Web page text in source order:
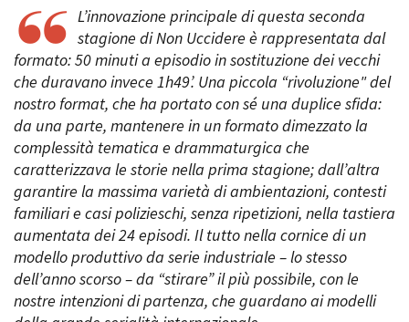
Contatti
Privacy
Cookie policy
Credits
L’innovazione principale di questa seconda
stagione di Non Uccidere è rappresentata dal
formato: 50 minuti a episodio in sostituzione dei vecchi
che duravano invece 1h49’. Una piccola “rivoluzione" del
nostro format, che ha portato con sé una duplice sfida:
da una parte, mantenere in un formato dimezzato la
complessità tematica e drammaturgica che
caratterizzava le storie nella prima stagione; dall’altra
garantire la massima varietà di ambientazioni, contesti
familiari e casi polizieschi, senza ripetizioni, nella tastiera
aumentata dei 24 episodi. Il tutto nella cornice di un
modello produttivo da serie industriale – lo stesso
dell’anno scorso – da “stirare” il più possibile, con le
nostre intenzioni di partenza, che guardano ai modelli